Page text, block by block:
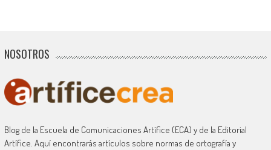
NOSOTROS
Blog de la Escuela de Comunicaciones Artífice (ECA) y de la Editorial
Artífice. Aquí encontrarás artículos sobre normas de ortografía y